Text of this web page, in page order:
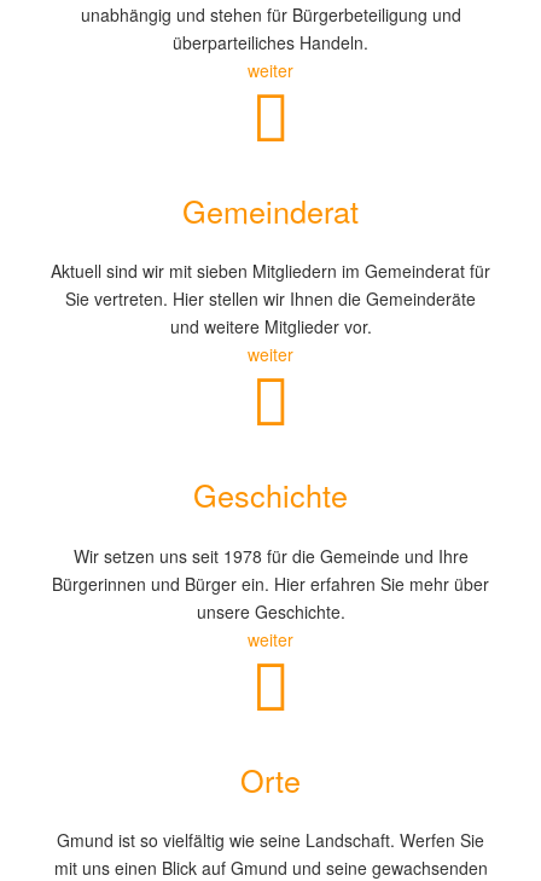
unabhängig und stehen für Bürgerbeteiligung und
überparteiliches Handeln.
weiter
Gemeinderat
Aktuell sind wir mit sieben Mitgliedern im Gemeinderat für
Sie vertreten. Hier stellen wir Ihnen die Gemeinderäte
und weitere Mitglieder vor.
weiter
Geschichte
Wir setzen uns seit 1978 für die Gemeinde und Ihre
Bürgerinnen und Bürger ein. Hier erfahren Sie mehr über
unsere Geschichte.
weiter
Orte
Gmund ist so vielfältig wie seine Landschaft. Werfen Sie
mit uns einen Blick auf Gmund und seine gewachsenden